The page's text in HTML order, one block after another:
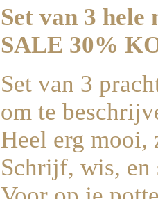
Set van 3
SALE 30%
Set van 3
om te
Heel erg mooi,
Schrijf, wis,